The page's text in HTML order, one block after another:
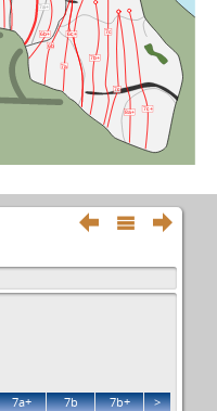
7c+
8a+
7c
7c
7b+
6b
7a+
7a
6c+
6b+
  
7a+ 7b 7b+ >